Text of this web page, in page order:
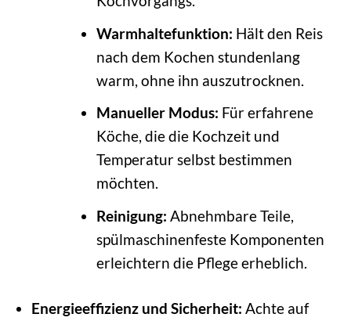
Warmhaltefunktion: Hält den Reis
nach dem Kochen stundenlang
warm, ohne ihn auszutrocknen.
Manueller Modus: Für erfahrene
Köche, die die Kochzeit und
Temperatur selbst bestimmen
möchten.
Reinigung: Abnehmbare Teile,
spülmaschinenfeste Komponenten
erleichtern die Pflege erheblich.
Energieeffizienz und Sicherheit: Achte auf